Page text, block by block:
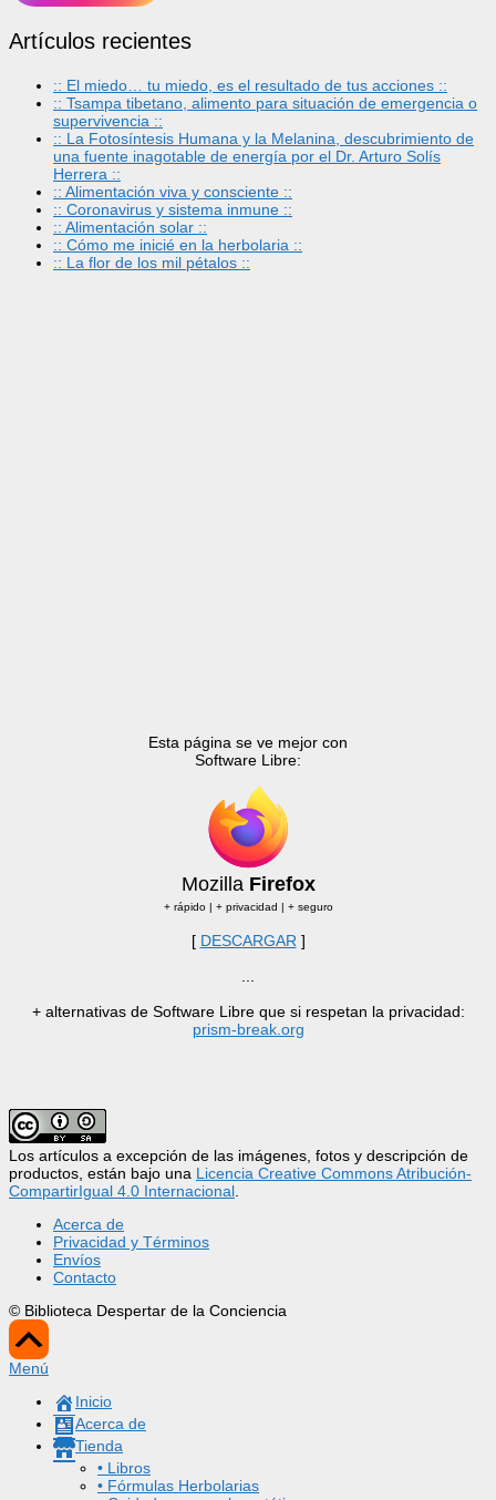
Artículos recientes
:: El miedo… tu miedo, es el resultado de tus acciones ::
:: Tsampa tibetano, alimento para situación de emergencia o
supervivencia ::
:: La Fotosíntesis Humana y la Melanina, descubrimiento de
una fuente inagotable de energía por el Dr. Arturo Solís
Herrera ::
:: Alimentación viva y consciente ::
:: Coronavirus y sistema inmune ::
:: Alimentación solar ::
:: Cómo me inicié en la herbolaria ::
:: La flor de los mil pétalos ::
Esta página se ve mejor con
Software Libre:
Mozilla Firefox
+ rápido | + privacidad | + seguro
[ DESCARGAR]
...
+ alternativas de Software Libre que si respetan la privacidad:
prism-break.org
Los artículos a excepción de las imágenes, fotos y descripción de
productos, están bajo una Licencia Creative Commons Atribución-
CompartirIgual 4.0 Internacional.
Acerca de
Privacidad y Términos
Envíos
Contacto
© Biblioteca Despertar de la Conciencia
Scroll
Up
Menú
Inicio
Acerca de
Tienda
• Libros
• Fórmulas Herbolarias